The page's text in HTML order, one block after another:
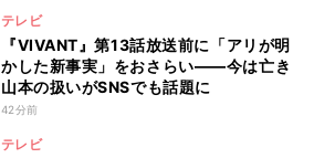
テレビ
『VIVANT』第13話放送前に「アリが明
かした新事実」をおさらい――今は亡き
山本の扱いがSNSでも話題に
42分前
テレビ